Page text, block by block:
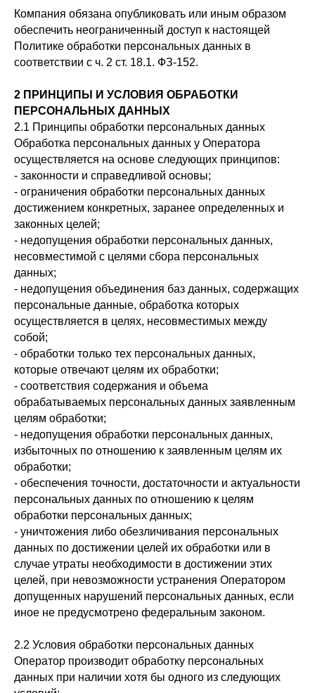
Компания обязана опубликовать или иным образом
обеспечить неограниченный доступ к настоящей
Политике обработки персональных данных в
соответствии с ч. 2 ст. 18.1. ФЗ-152.
2 ПРИНЦИПЫ И УСЛОВИЯ ОБРАБОТКИ
ПЕРСОНАЛЬНЫХ ДАННЫХ
2.1 Принципы обработки персональных данных
Обработка персональных данных у Оператора
осуществляется на основе следующих принципов:
- законности и справедливой основы;
- ограничения обработки персональных данных
достижением конкретных, заранее определенных и
законных целей;
- недопущения обработки персональных данных,
несовместимой с целями сбора персональных
данных;
- недопущения объединения баз данных, содержащих
персональные данные, обработка которых
осуществляется в целях, несовместимых между
собой;
- обработки только тех персональных данных,
которые отвечают целям их обработки;
- соответствия содержания и объема
обрабатываемых персональных данных заявленным
целям обработки;
- недопущения обработки персональных данных,
избыточных по отношению к заявленным целям их
обработки;
- обеспечения точности, достаточности и актуальности
персональных данных по отношению к целям
обработки персональных данных;
- уничтожения либо обезличивания персональных
данных по достижении целей их обработки или в
случае утраты необходимости в достижении этих
целей, при невозможности устранения Оператором
допущенных нарушений персональных данных, если
иное не предусмотрено федеральным законом.
2.2 Условия обработки персональных данных
Оператор производит обработку персональных
данных при наличии хотя бы одного из следующих